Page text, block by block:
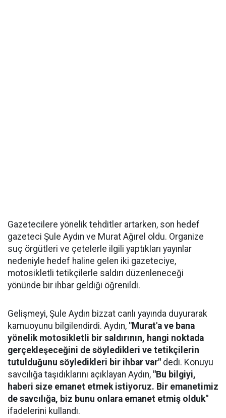
Gazetecilere yönelik tehditler artarken, son hedef
gazeteci Şule Aydın ve Murat Ağırel oldu. Organize
suç örgütleri ve çetelerle ilgili yaptıkları yayınlar
nedeniyle hedef haline gelen iki gazeteciye,
motosikletli tetikçilerle saldırı düzenleneceği
yönünde bir ihbar geldiği öğrenildi.
Gelişmeyi, Şule Aydın bizzat canlı yayında duyurarak
kamuoyunu bilgilendirdi. Aydın, "Murat'a ve bana
yönelik motosikletli bir saldırının, hangi noktada
gerçekleşeceğini de söyledikleri ve tetikçilerin
tutulduğunu söyledikleri bir ihbar var" dedi. Konuyu
savcılığa taşıdıklarını açıklayan Aydın, "Bu bilgiyi,
haberi size emanet etmek istiyoruz. Bir emanetimiz
de savcılığa, biz bunu onlara emanet etmiş olduk"
ifadelerini kullandı.